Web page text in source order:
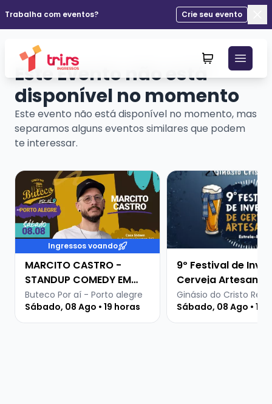
Trabalha com eventos?
Crie seu evento
Este Evento não está
disponível no momento
Este evento não está disponível no momento, mas
separamos alguns eventos similares que podem
te interessar.
Veja mais sobre MARCITO CASTRO - STANDUP
Ingressos voando
MARCITO CASTRO -
STANDUP COMEDY EM
PORTO ALEGRE
Buteco Por aí - Porto alegre
Sábado, 08 Ago • 19 horas
Veja mais sobre 9º
9º Festival de
Cerveja Artesanal
Ginásio do Cristo Rei -
Sábado, 08 Ago • 15